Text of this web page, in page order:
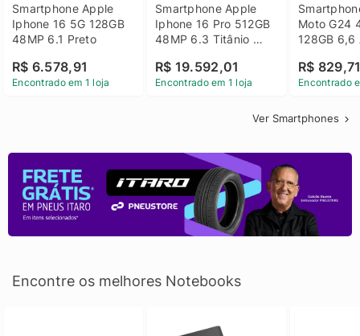
Smartphone Apple
Iphone 16 5G 128GB
48MP 6.1 Preto
R$ 6.578,91
Encontrado em 1 loja
Smartphone Apple
Iphone 16 Pro 512GB
48MP 6.3 Titânio
R$ 19.592,01
Encontrado em 1 loja
Moto G24
128GB 6,6
R$
Encontrado
Ver Smartphones
Encontre os melhores Notebooks